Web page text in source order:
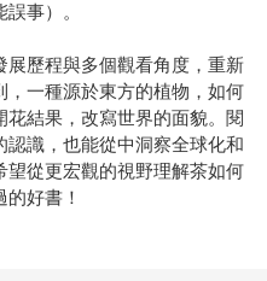
事）。
展歷程與多個觀看角度，重新
一種源於東方的植物，如何
結果，改寫世界的面貌。閱
識，也能從中洞察全球化和
望從更宏觀的視野理解茶如何
好書！